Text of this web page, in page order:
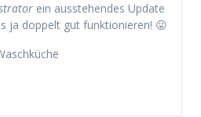
ein ausstehendes Update
ja doppelt gut funktionieren! 😛